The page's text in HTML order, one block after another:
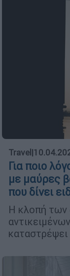
Travel |
Για ποιο
με μαύρες
που δίνει
Η κλοπή των